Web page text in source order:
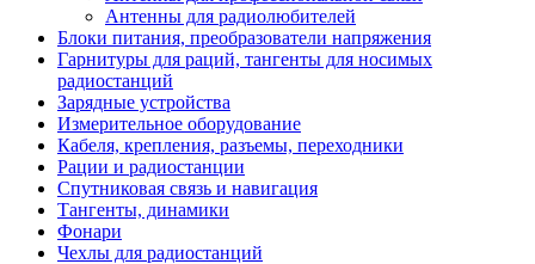
Антенны для радиолюбителей
Блоки питания, преобразователи напряжения
Гарнитуры для раций, тангенты для носимых
радиостанций
Зарядные устройства
Измерительное оборудование
Кабеля, крепления, разъемы, переходники
Рации и радиостанции
Спутниковая связь и навигация
Тангенты, динамики
Фонари
Чехлы для радиостанций